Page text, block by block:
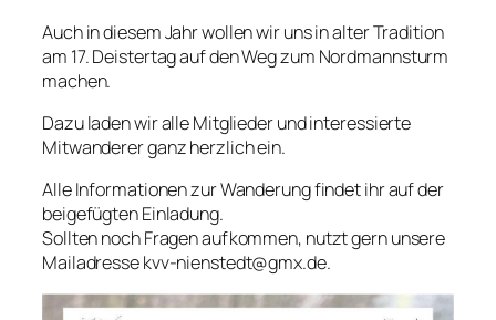
Auch in diesem Jahr wollen wir uns in alter Tradition
am 17. Deistertag auf den Weg zum Nordmannsturm
machen.
Dazu laden wir alle Mitglieder und interessierte
Mitwanderer ganz herzlich ein.
Alle Informationen zur Wanderung findet ihr auf der
beigefügten Einladung.
Sollten noch Fragen aufkommen, nutzt gern unsere
Mailadresse kvv-nienstedt@gmx.de.